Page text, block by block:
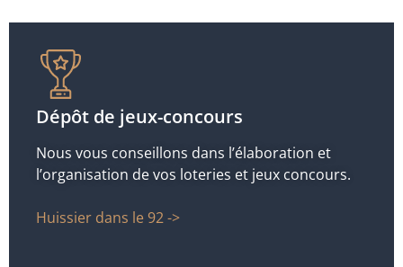
Dépôt de jeux-concours
Nous vous conseillons dans l’élaboration et
l’organisation de vos loteries et jeux concours.
Huissier dans le 92 ->